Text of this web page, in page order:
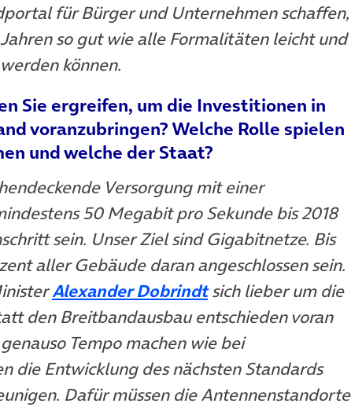
für Bürger und Unternehmen schaffen,
so gut wie alle Formalitäten leicht und
können.
Sie ergreifen, um die Investitionen in
voranzubringen? Welche Rolle spielen
und welche der Staat?
Versorgung mit einer
50 Megabit pro Sekunde bis 2018
sein. Unser Ziel sind Gigabitnetze. Bis
aller Gebäude daran angeschlossen sein.
Alexander Dobrindtsich lieber um die
den Breitbandausbau entschieden voran
Tempo machen wie bei
die Entwicklung des nächsten Standards
Dafür müssen die Antennenstandorte